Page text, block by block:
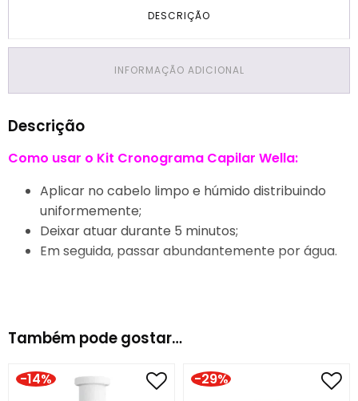
DESCRIÇÃO
INFORMAÇÃO ADICIONAL
Descrição
Como usar o Kit Cronograma Capilar Wella:
Aplicar no cabelo limpo e húmido distribuindo
uniformemente;
Deixar atuar durante 5 minutos;
Em seguida, passar abundantemente por água.
Também pode gostar…
-14% -29%